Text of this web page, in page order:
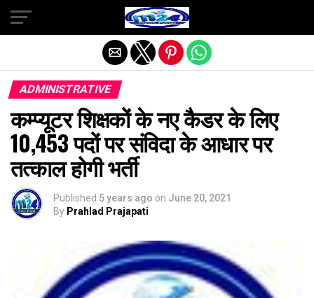
ADMINISTRATIVE
कम्प्यूटर शिक्षकों के नए कैडर के लिए
10,453 पदों पर संविदा के आधार पर
तत्काल होगी भर्ती
Published 5 years ago on June 20, 2021
By Prahlad Prajapati
Exit mobile version